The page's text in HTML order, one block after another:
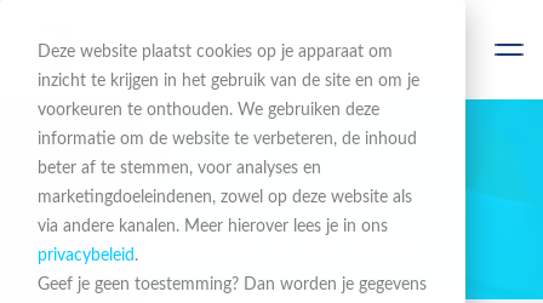
Deze website plaatst cookies op je apparaat om
inzicht te krijgen in het gebruik van de site en om je
voorkeuren te onthouden. We gebruiken deze
informatie om de website te verbeteren, de inhoud
beter af te stemmen, voor analyses en
marketingdoeleindenen, zowel op deze website als
via andere kanalen. Meer hierover lees je in ons
privacybeleid .
Geef je geen toestemming? Dan worden je gegevens
BLIJF OP DE HOOGTE
Nieuws & Acties